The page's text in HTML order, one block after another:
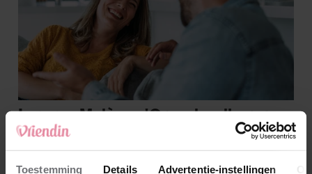
Toestemming Details Advertentie-instellingen